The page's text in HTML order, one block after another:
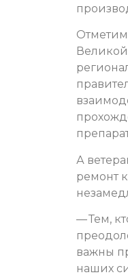
А
ремонт
— Тем,
важны
наших